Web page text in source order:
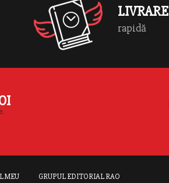
LIVRARE
rapidă
MEU GRUPUL EDITORIAL RAO